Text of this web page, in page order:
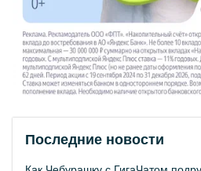
Последние новости